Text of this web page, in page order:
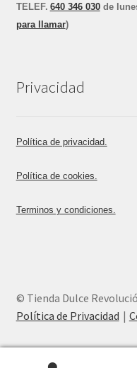
TELEF. 640 346 030de
para llamar)
Privacidad
Política de privacidad.
Política de cookies.
Terminos y condiciones.
© Tienda Dulce
Política de Privacidad